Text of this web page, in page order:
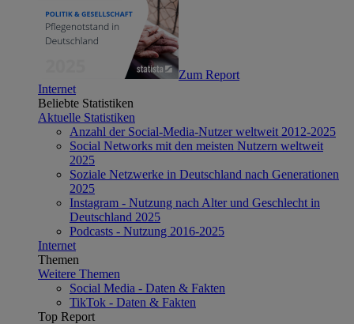
Zum Report
Internet
Beliebte Statistiken
Aktuelle Statistiken
Anzahl der Social-Media-Nutzer weltweit 2012-2025
Social Networks mit den meisten Nutzern weltweit
2025
Soziale Netzwerke in Deutschland nach Generationen
2025
Instagram - Nutzung nach Alter und Geschlecht in
Deutschland 2025
Podcasts - Nutzung 2016-2025
Internet
Themen
Weitere Themen
Social Media - Daten & Fakten
TikTok - Daten & Fakten
Top Report